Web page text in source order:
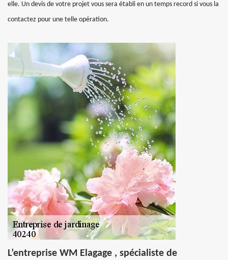
elle. Un devis de votre projet vous sera établi en un temps record si vous la
contactez pour une telle opération.
L’entreprise WM Elagage , spécialiste de